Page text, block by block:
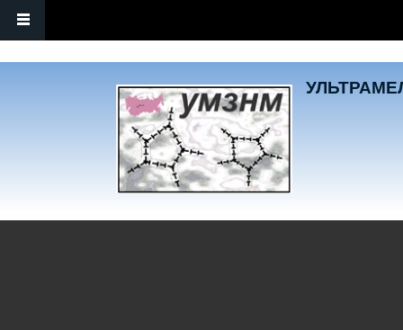
Перейти к основному содержанию